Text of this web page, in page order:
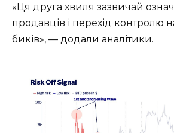
«Ця друга хвиля зазвичай
продавців і перехід контролю
биків», — додали аналітики.